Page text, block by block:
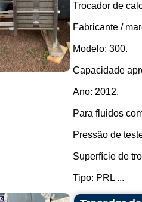
Trocador de
Fabricante /
Modelo: 300.
Capacidade
Ano: 2012.
Para fluidos
Pressão de
Superfície de
Tipo: PRL ...